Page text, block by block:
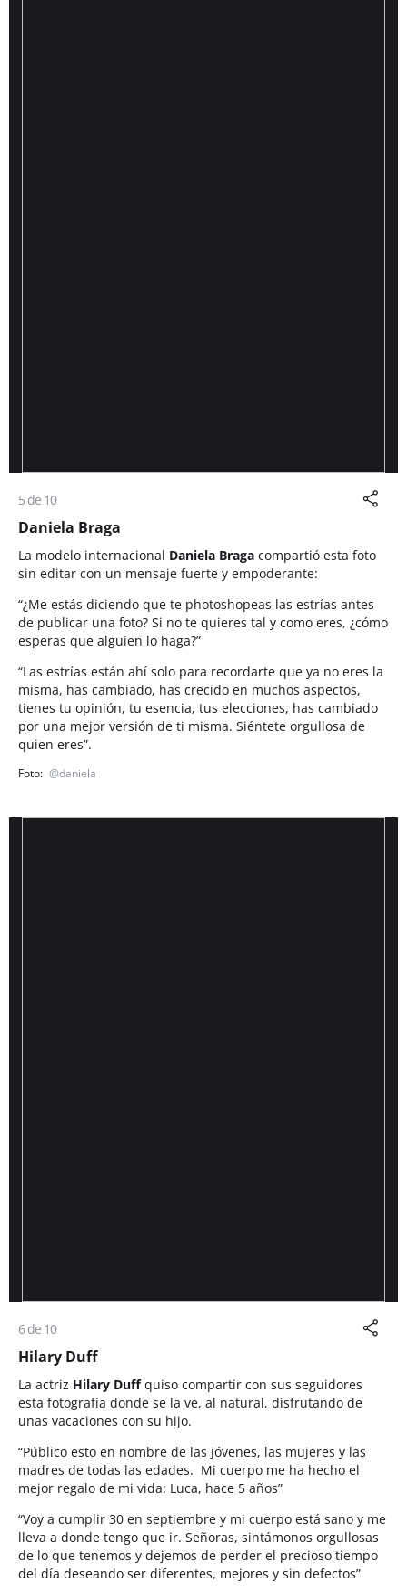
5 de 10
Daniela Braga
La modelo internacional Daniela Braga compartió esta foto
sin editar con un mensaje fuerte y empoderante:
“¿Me estás diciendo que te photoshopeas las estrías antes
de publicar una foto? Si no te quieres tal y como eres, ¿cómo
esperas que alguien lo haga?”
“Las estrías están ahí solo para recordarte que ya no eres la
misma, has cambiado, has crecido en muchos aspectos,
tienes tu opinión, tu esencia, tus elecciones, has cambiado
por una mejor versión de ti misma. Siéntete orgullosa de
quien eres”.
@daniela
6 de 10
Hilary Duff
La actriz Hilary Duffquiso compartir con sus seguidores
esta fotografía donde se la ve, al natural, disfrutando de
unas vacaciones con su hijo.
“Público esto en nombre de las jóvenes, las mujeres y las
madres de todas las edades. Mi cuerpo me ha hecho el
mejor regalo de mi vida: Luca, hace 5 años”
“Voy a cumplir 30 en septiembre y mi cuerpo está sano y me
lleva a donde tengo que ir. Señoras, sintámonos orgullosas
de lo que tenemos y dejemos de perder el precioso tiempo
del día deseando ser diferentes, mejores y sin defectos”